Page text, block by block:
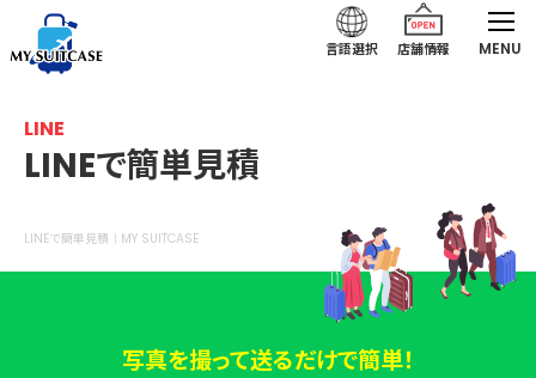
店舗情報
言語選択 MENU
LINEで簡単見積｜MY SUITCASE
LINE
LINEで簡単見積
写真を撮って送るだけで簡単！